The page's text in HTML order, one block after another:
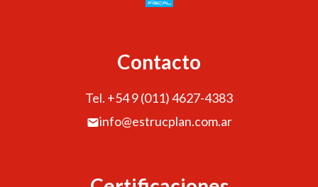
Contacto
Tel. +54 9 (011) 4627-4383
info@estrucplan.com.ar